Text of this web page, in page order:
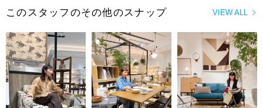
VIEW ALL
このスタッフのその他のスナップ